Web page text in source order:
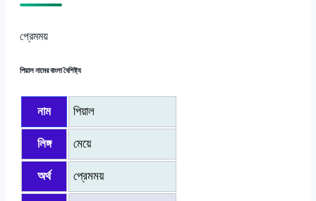
প্রেমময়
পিয়াল নামের বাংলা বৈশিষ্ট্য
নাম পিয়াল
লিঙ্গ মেয়ে
অর্থ প্রেমময়